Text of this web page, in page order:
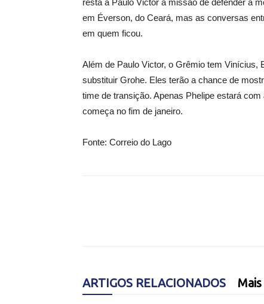
resta a Paulo Victor a missão de defender a
em Éverson, do Ceará, mas as conversas
em quem ficou.
Além de Paulo Victor, o Grêmio tem Vinícius,
substituir Grohe. Eles terão a chance de
time de transição. Apenas Phelipe estará
começa no fim de janeiro.
Fonte: Correio do Lago
ARTIGOS RELACIONADOS